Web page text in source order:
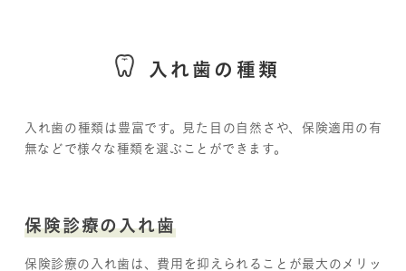
入れ歯の種類
入れ歯の種類は豊富です。見た目の自然さや、保険適用の有
無などで様々な種類を選ぶことができます。
保険診療の入れ歯
保険診療の入れ歯は、費用を抑えられることが最大のメリッ